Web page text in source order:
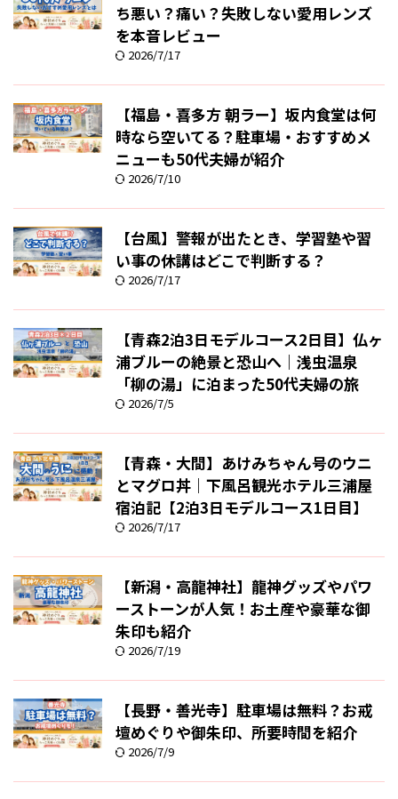
ち悪い？痛い？失敗しない愛用レンズ
を本音レビュー
2026/7/17
【福島・喜多方 朝ラー】坂内食堂は何
時なら空いてる？駐車場・おすすめメ
ニューも50代夫婦が紹介
2026/7/10
【台風】警報が出たとき、学習塾や習
い事の休講はどこで判断する？
2026/7/17
【青森2泊3日モデルコース2日目】仏ヶ
浦ブルーの絶景と恐山へ｜浅虫温泉
「柳の湯」に泊まった50代夫婦の旅
2026/7/5
【青森・大間】あけみちゃん号のウニ
とマグロ丼｜下風呂観光ホテル三浦屋
宿泊記【2泊3日モデルコース1日目】
2026/7/17
【新潟・高龍神社】龍神グッズやパワ
ーストーンが人気！お土産や豪華な御
朱印も紹介
2026/7/19
【長野・善光寺】駐車場は無料？お戒
壇めぐりや御朱印、所要時間を紹介
2026/7/9